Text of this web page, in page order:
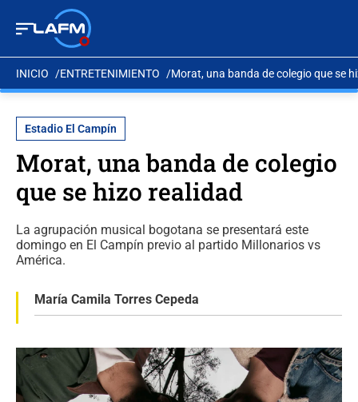
INICIO ENTRETENIMIENTO Morat, una banda de colegio que se
Estadio El Campín
Morat, una banda de colegio
que se hizo realidad
La agrupación musical bogotana se presentará este
domingo en El Campín previo al partido Millonarios vs
América.
María Camila Torres Cepeda